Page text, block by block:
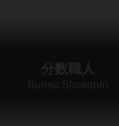
分数職人
Bunsu Shokunin